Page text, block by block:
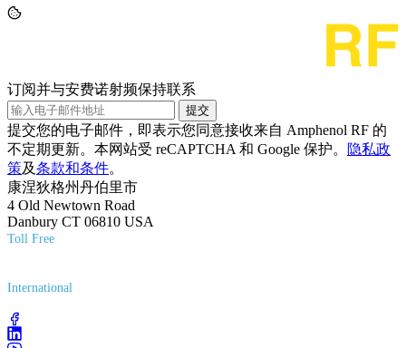
订阅并与安费诺射频保持联系
提交
提交您的电子邮件，即表示您同意接收来自 Amphenol RF 的
不定期更新。本网站受 reCAPTCHA 和 Google 保护。
隐私政
策及条款和条件。
康涅狄格州丹伯里市
4 Old Newtown Road
Danbury CT 06810 USA
Toll Free
International